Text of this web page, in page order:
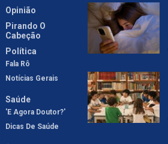
Opinião
Pirando O
Cabeção
Política
Fala Rô
Notícias Gerais
Saúde
'E Agora Doutor?'
Dicas De Saúde